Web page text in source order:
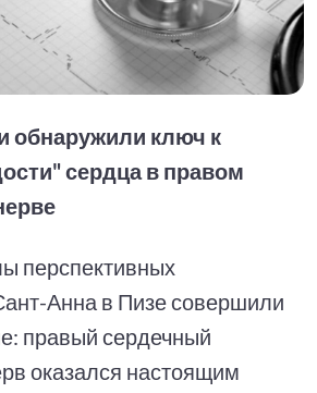
обнаружили ключ к
сердца в правом
перспективных
Анна в Пизе совершили
правый сердечный
оказался настоящим